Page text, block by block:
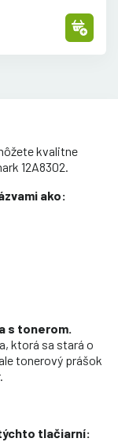
kvalitne
12A8302.
ako:
s tonerom.
ktorá sa stará o
tonerový prášok
tlačiarní: